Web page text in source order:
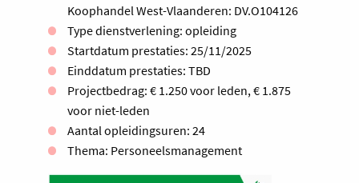
Koophandel West-Vlaanderen: DV.O104126
Type dienstverlening: opleiding
Startdatum prestaties: 25/11/2025
Einddatum prestaties: TBD
Projectbedrag: € 1.250 voor leden, € 1.875
voor niet-leden
Aantal opleidingsuren: 24
Thema: Personeelsmanagement